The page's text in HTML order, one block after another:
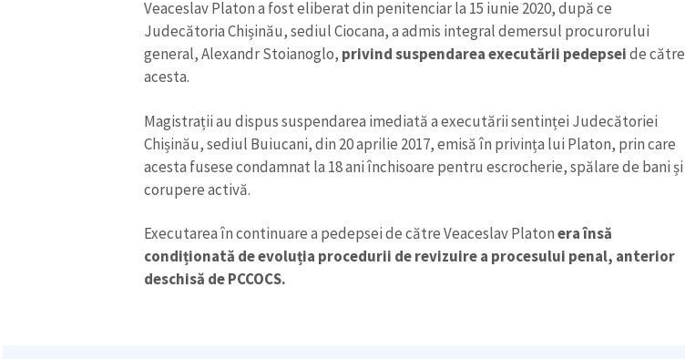
Veaceslav Platon a fost eliberat din penitenciar la 15 iunie 2020, după ce
Judecătoria Chișinău, sediul Ciocana, a admis integral demersul procurorului
general, Alexandr Stoianoglo, privind suspendarea executării pedepseide către
acesta.
Magistrații au dispus suspendarea imediată a executării sentinței Judecătoriei
Chișinău, sediul Buiucani, din 20 aprilie 2017, emisă în privința lui Platon, prin care
acesta fusese condamnat la 18 ani închisoare pentru escrocherie, spălare de bani și
corupere activă.
Executarea în continuare a pedepsei de către Veaceslav Platonera însă
condiționată de evoluția procedurii de revizuire a procesului penal, anterior
deschisă de PCCOCS.
Mesajul știrei + Mesajul știrei